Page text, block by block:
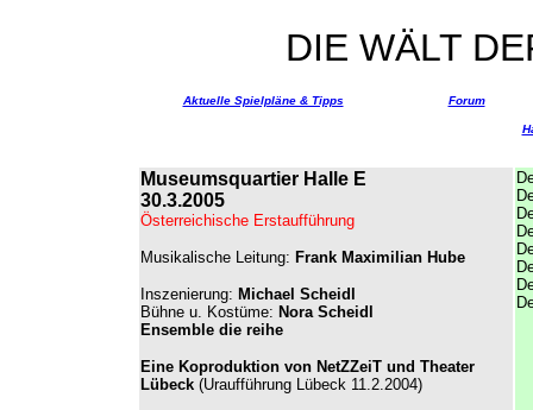
DIE WÄLT
Aktuelle Spielpläne & Tipps Forum
Museumsquartier Halle E
30.3.2005
Österreichische Erstaufführung
Musikalische Leitung: Frank Maximilian Hube
Inszenierung: Michael Scheidl
Bühne u. Kostüme: Nora Scheidl
Ensemble die reihe
Eine Koproduktion von NetZZeiT und Theater
Lübeck (Uraufführung Lübeck 11.2.2004)